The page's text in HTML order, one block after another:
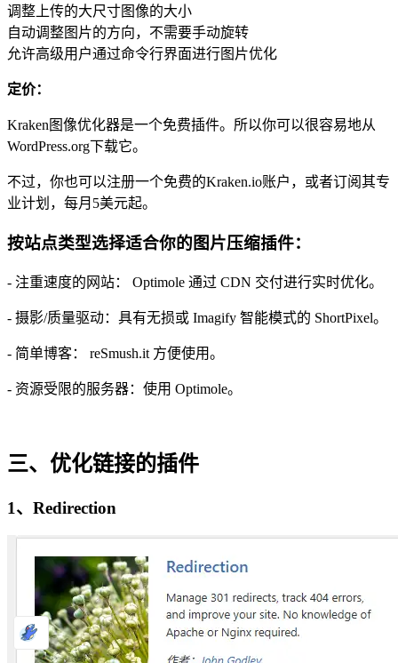
调整上传的大尺寸图像的大小
自动调整图片的方向，不需要手动旋转
允许高级用户通过命令行界面进行图片优化
定价：
Kraken图像优化器是一个免费插件。所以你可以很容易地从
WordPress.org下载它。
不过，你也可以注册一个免费的Kraken.io账户，或者订阅其专
业计划，每月5美元起。
按站点类型选择适合你的图片压缩插件：
- 注重速度的网站： Optimole 通过 CDN 交付进行实时优化。
- 摄影/质量驱动：具有无损或 Imagify 智能模式的 ShortPixel。
- 简单博客： reSmush.it 方便使用。
- 资源受限的服务器：使用 Optimole。
三、优化链接的插件
1、Redirection